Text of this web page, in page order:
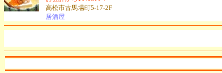
高松市古馬場町5-17-2F
居酒屋